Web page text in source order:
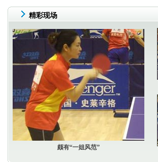
精彩现场
颇有“一姐风范”